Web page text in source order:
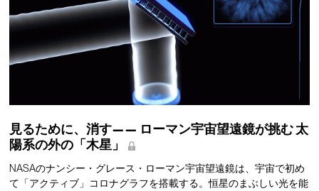
見るために、消す—— ローマン宇宙望遠鏡が挑む太
陽系の外の「木星」
NASAのナンシー・グレース・ローマン宇宙望遠鏡は、宇宙で初め
て「アクティブ」コロナグラフを搭載する。恒星のまぶしい光を能